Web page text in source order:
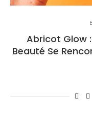
Abricot Glow
Beauté Se